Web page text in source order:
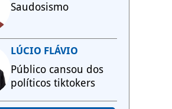
Saudosismo
LÚCIO FLÁVIO
Público cansou dos
políticos tiktokers